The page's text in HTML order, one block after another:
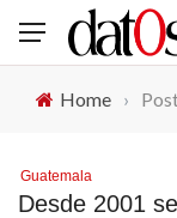
Home ›
Guatemala
Desde 2001